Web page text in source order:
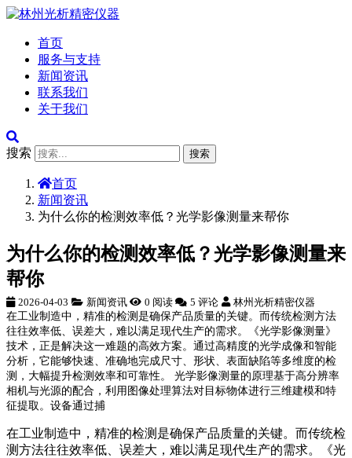
首页
服务与支持
新闻资讯
联系我们
关于我们
搜索 搜索
首页
新闻资讯
为什么你的检测效率低？光学影像测量来帮你
为什么你的检测效率低？光学影像测量来
帮你
2026-04-03 新闻资讯 0 阅读 5 评论 林州光析精密仪器
在工业制造中，精准的检测是确保产品质量的关键。而传统检测方法
往往效率低、误差大，难以满足现代生产的需求。《光学影像测量》
技术，正是解决这一难题的高效方案。通过高精度的光学成像和智能
分析，它能够快速、准确地完成尺寸、形状、表面缺陷等多维度的检
测，大幅提升检测效率和可靠性。 光学影像测量的原理基于高分辨率
相机与光源的配合，利用图像处理算法对目标物体进行三维建模和特
征提取。设备通过捕
在工业制造中，精准的检测是确保产品质量的关键。而传统检
测方法往往效率低、误差大，难以满足现代生产的需求。《光